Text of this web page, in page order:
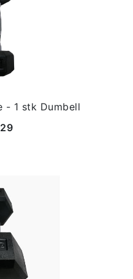
- 1 stk Dumbell